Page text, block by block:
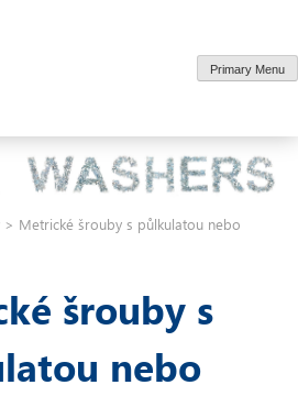
Primary Menu
> Metrické šrouby s půlkulatou nebo
šrouby s
nebo